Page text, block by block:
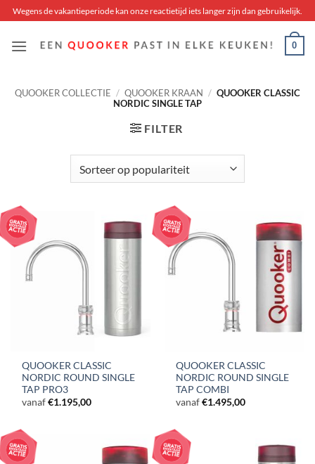
Skip
to
content
Wegens de vakantieperiode kan onze reactietijd iets langer zijn dan gebruikelijk.
0
QUOOKER COLLECTIE / QUOOKER KRAAN / QUOOKER CLASSIC
NORDIC SINGLE TAP
FILTER
QUOOKER CLASSIC
NORDIC ROUND SINGLE
TAP PRO3
vanaf€1.195,00
QUOOKER CLASSIC
NORDIC ROUND SINGLE
TAP COMBI
vanaf€1.495,00